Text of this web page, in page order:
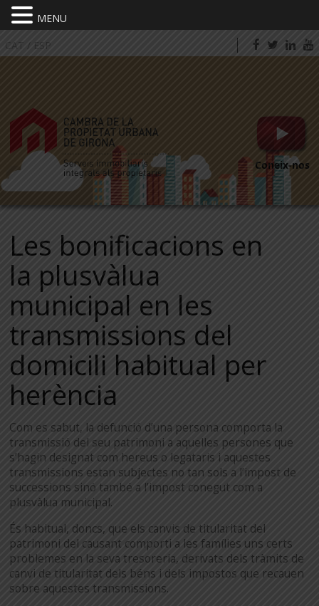
CAT / ESP
Coneix-nos
Les bonificacions en
la plusvàlua
municipal en les
transmissions del
domicili habitual per
herència
Com es sabut, la defunció d’una persona comporta la
transmissió del seu patrimoni a aquelles persones que
s’hagin designat com hereus o legataris i aquestes
transmissions estan subjectes no tan sols a l’impost de
successions sinó també a l’impost conegut com a
plusvàlua municipal.
És habitual, doncs, que els canvis de titularitat del
patrimoni del causant comporti a les famílies uns certs
problemes en la seva tresoreria, derivats dels tràmits de
canvi de titularitat dels béns i dels impostos que recauen
sobre aquestes transmissions.
MENU